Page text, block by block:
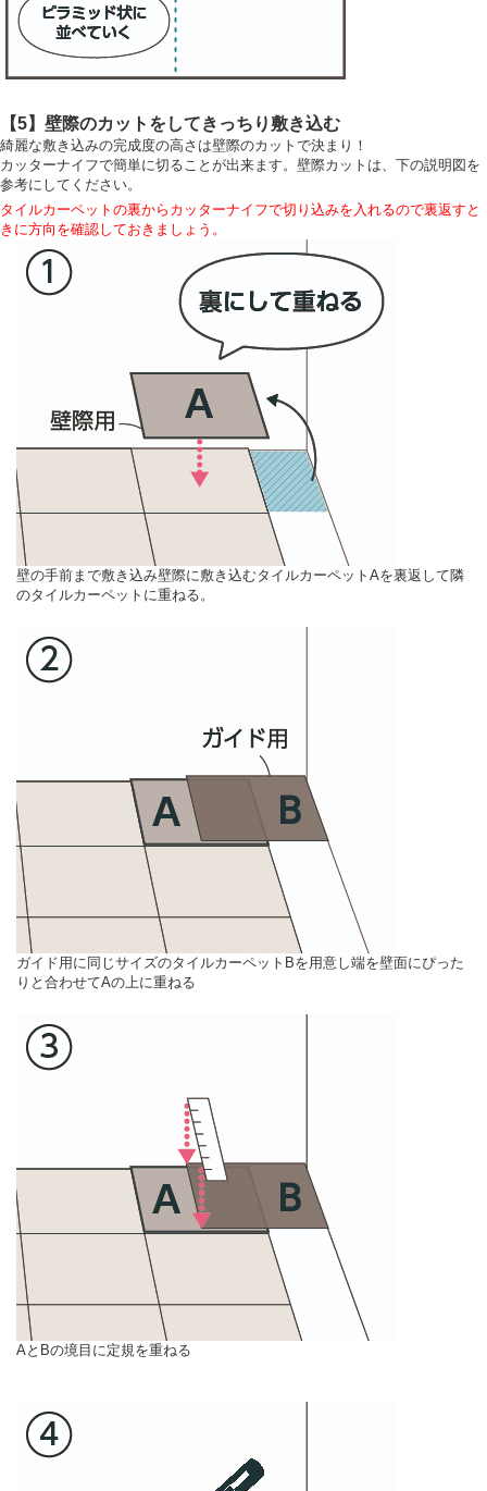
【5】壁際のカットをしてきっちり敷き込む
綺麗な敷き込みの完成度の高さは壁際のカットで決まり！
カッターナイフで簡単に切ることが出来ます。壁際カットは、下の説明図を
参考にしてください。
タイルカーペットの裏からカッターナイフで切り込みを入れるので裏返すと
きに方向を確認しておきましょう。
壁の手前まで敷き込み壁際に敷き込むタイルカーペットAを裏返して隣
のタイルカーペットに重ねる。
ガイド用に同じサイズのタイルカーペットBを用意し端を壁面にぴった
りと合わせてAの上に重ねる
AとBの境目に定規を重ねる